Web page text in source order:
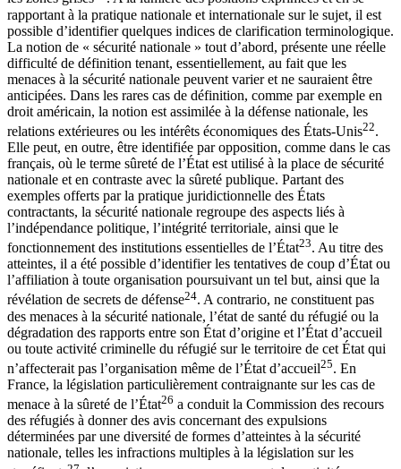
rapportant à la pratique nationale et internationale sur le sujet, il est
possible d’identifier quelques indices de clarification terminologique.
La notion de « sécurité nationale » tout d’abord, présente une réelle
difficulté de définition tenant, essentiellement, au fait que les
menaces à la sécurité nationale peuvent varier et ne sauraient être
anticipées. Dans les rares cas de définition, comme par exemple en
droit américain, la notion est assimilée à la défense nationale, les
relations extérieures ou les intérêts économiques des États-Unis22.
Elle peut, en outre, être identifiée par opposition, comme dans le cas
français, où le terme sûreté de l’État est utilisé à la place de sécurité
nationale et en contraste avec la sûreté publique. Partant des
exemples offerts par la pratique juridictionnelle des États
contractants, la sécurité nationale regroupe des aspects liés à
l’indépendance politique, l’intégrité territoriale, ainsi que le
fonctionnement des institutions essentielles de l’État23. Au titre des
atteintes, il a été possible d’identifier les tentatives de coup d’État ou
l’affiliation à toute organisation poursuivant un tel but, ainsi que la
révélation de secrets de défense24. A contrario, ne constituent pas
des menaces à la sécurité nationale, l’état de santé du réfugié ou la
dégradation des rapports entre son État d’origine et l’État d’accueil
ou toute activité criminelle du réfugié sur le territoire de cet État qui
n’affecterait pas l’organisation même de l’État d’accueil25. En
France, la législation particulièrement contraignante sur les cas de
menace à la sûreté de l’État26 a conduit la Commission des recours
des réfugiés à donner des avis concernant des expulsions
déterminées par une diversité de formes d’atteintes à la sécurité
nationale, telles les infractions multiples à la législation sur les